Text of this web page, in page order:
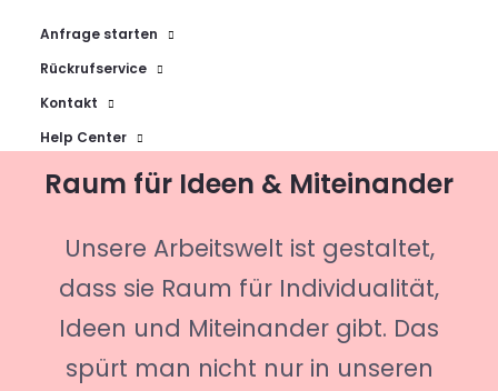
Anfrage starten
Rückrufservice
Kontakt
Help Center
Raum für Ideen & Miteinander
Unsere Arbeitswelt ist gestaltet,
dass sie Raum für Individualität,
Ideen und Miteinander gibt. Das
spürt man nicht nur in unseren